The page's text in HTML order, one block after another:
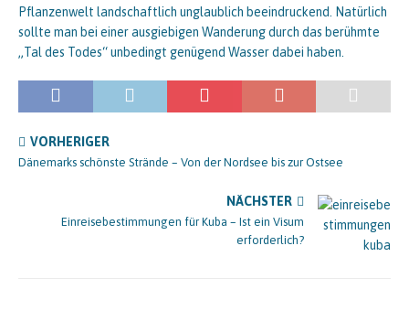
Pflanzenwelt landschaftlich unglaublich beeindruckend. Natürlich
sollte man bei einer ausgiebigen Wanderung durch das berühmte
„Tal des Todes“ unbedingt genügend Wasser dabei haben.
VORHERIGER
Dänemarks schönste Strände – Von der Nordsee bis zur Ostsee
NÄCHSTER
Einreisebestimmungen für Kuba – Ist ein Visum
erforderlich?